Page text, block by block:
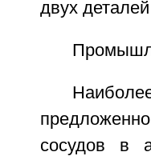
двух
сосудов в